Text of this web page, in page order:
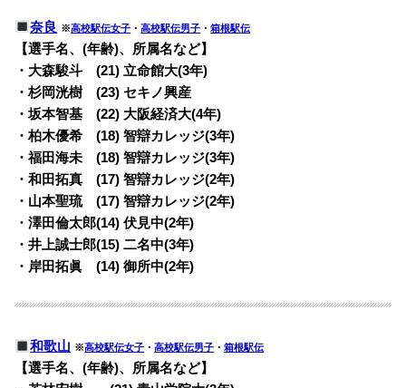
奈良 ※高校駅伝女子 ・高校駅伝男子 ・箱根駅伝
【選手名、(年齢)、所属名など】
・大森駿斗 (21) 立命館大(3年)
・杉岡洸樹 (23) セキノ興産
・坂本智基 (22) 大阪経済大(4年)
・柏木優希 (18) 智辯カレッジ(3年)
・福田海未 (18) 智辯カレッジ(3年)
・和田拓真 (17) 智辯カレッジ(2年)
・山本聖琉 (17) 智辯カレッジ(2年)
・澤田倫太郎(14) 伏見中(2年)
・井上誠士郎(15) 二名中(3年)
・岸田拓眞 (14) 御所中(2年)
和歌山 ※高校駅伝女子 ・高校駅伝男子 ・箱根駅伝
【選手名、(年齢)、所属名など】